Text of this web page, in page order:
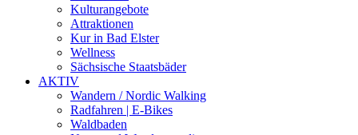
Kulturangebote
Attraktionen
Kur in Bad Elster
Wellness
Sächsische Staatsbäder
AKTIV
Wandern / Nordic Walking
Radfahren | E-Bikes
Waldbaden